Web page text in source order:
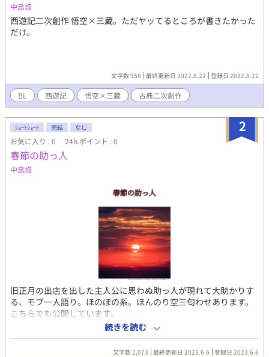
中島焔
西遊記二次創作 悟空×三蔵。ただヤッてるところが書きたかった
だけ。
文字数 958 最終更新日 2022.8.22 登録日 2022.8.22
BL 西遊記 悟空×三蔵 古典二次創作
2
ｼｮｰﾄｼｮｰﾄ 完結 なし
お気に入り : 0 24h.ポイント : 0
春節の助っ人
中島焔
旧正月の出店を出した主人公に思わぬ助っ人が現れて大助かりす
る、モブ一人語り。ほのぼの系。ほんのり空三匂わせあります。
こちらでも公開しています。
https://www.pixiv.net/novel/show.php?id=16697721 春節の助
っ人 | atこぶた #pixiv
続きを読む
文字数 2,073 最終更新日 2023.6.6 登録日 2023.6.6